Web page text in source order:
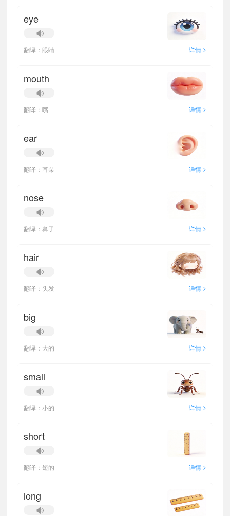
eye
翻译：眼睛 详情 >
mouth
翻译：嘴 详情 >
ear
翻译：耳朵 详情 >
nose
翻译：鼻子 详情 >
hair
翻译：头发 详情 >
big
翻译：大的 详情 >
small
翻译：小的 详情 >
short
翻译：短的 详情 >
long